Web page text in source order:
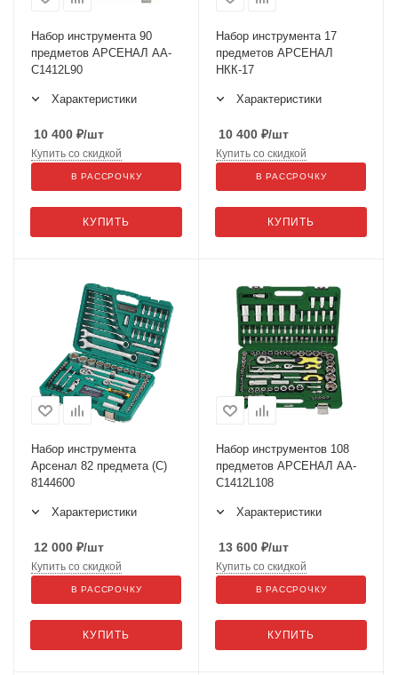
Набор инструмента 90
предметов АРСЕНАЛ АА-
С1412L90
Характеристики
10 400 ₽/шт
КУПИТЬ
Купить со скидкой
В РАССРОЧКУ
Набор инструмента 17
предметов АРСЕНАЛ
НКК-17
Характеристики
10 400 ₽/шт
КУПИТЬ
Купить со скидкой
В РАССРОЧКУ
Набор инструмента
Арсенал 82 предмета (С)
8144600
Характеристики
12 000 ₽/шт
КУПИТЬ
Купить со скидкой
В РАССРОЧКУ
Набор инструментов 108
предметов АРСЕНАЛ АА-
С1412L108
Характеристики
13 600 ₽/шт
КУПИТЬ
Купить со скидкой
В РАССРОЧКУ